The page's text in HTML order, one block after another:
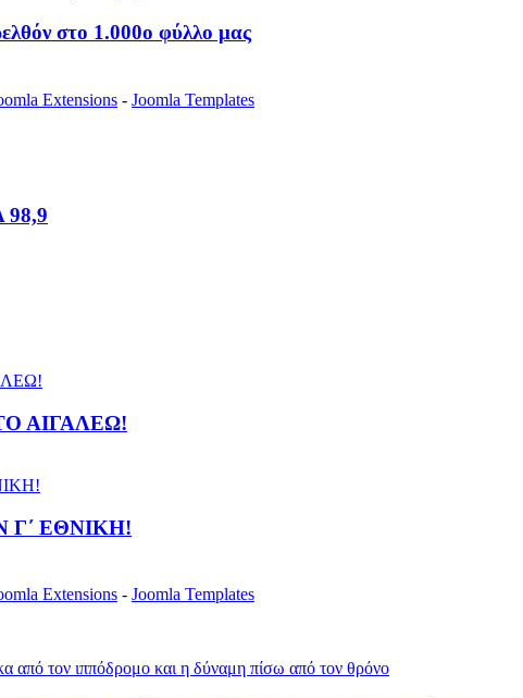
στο 1.000ο φύλλο μας
Extensions- Joomla Templates
ΑΙΓΑΛΕΩ!
Γ΄ ΕΘΝΙΚΗ!
Extensions- Joomla Templates